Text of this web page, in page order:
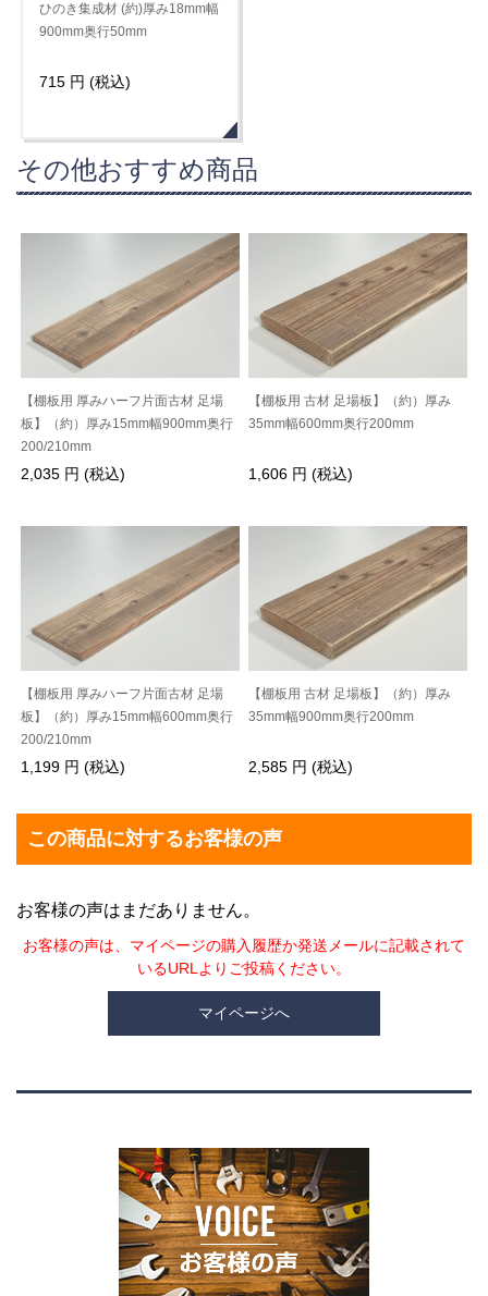
ひのき集成材 (約)厚み18mm幅
900mm奥行50mm
715 円 (税込)
その他おすすめ商品
【棚板用 厚みハーフ片面古材 足場
板】（約）厚み15mm幅900mm奥行
200/210mm
2,035 円 (税込)
【棚板用 古材 足場板】（約）厚み
35mm幅600mm奥行200mm
1,606 円 (税込)
【棚板用 厚みハーフ片面古材 足場
板】（約）厚み15mm幅600mm奥行
200/210mm
1,199 円 (税込)
【棚板用 古材 足場板】（約）厚み
35mm幅900mm奥行200mm
2,585 円 (税込)
この商品に対するお客様の声
お客様の声はまだありません。
お客様の声は、マイページの購入履歴か発送メールに記載されて
いるURLよりご投稿ください。
マイページへ